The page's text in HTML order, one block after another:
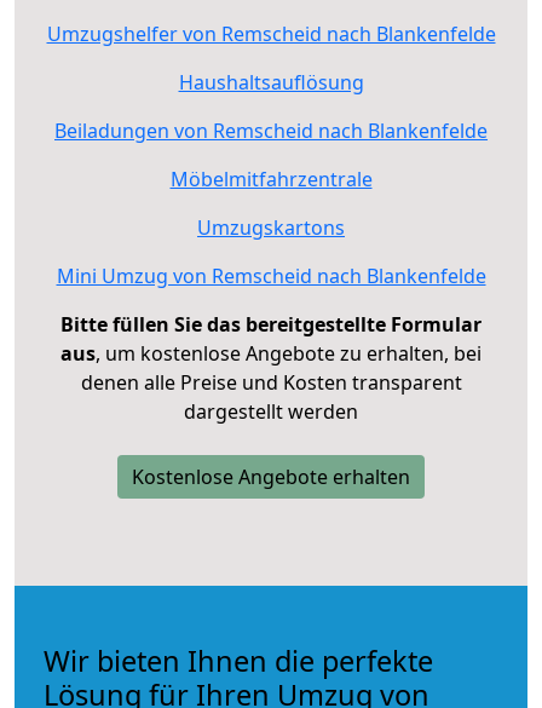
Umzugshelfer von Remscheid nach Blankenfelde
Haushaltsauflösung
Beiladungen von Remscheid nach Blankenfelde
Möbelmitfahrzentrale
Umzugskartons
Mini Umzug von Remscheid nach Blankenfelde
Bitte füllen Sie das bereitgestellte Formular
aus, um kostenlose Angebote zu erhalten, bei
denen alle Preise und Kosten transparent
dargestellt werden
Kostenlose Angebote erhalten
Wir bieten Ihnen die perfekte
Lösung für Ihren Umzug von